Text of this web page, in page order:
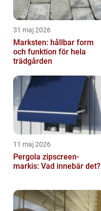
31 maj 2026
Marksten: hållbar form
och funktion för hela
trädgården
11 maj 2026
Pergola zipscreen-
markis: Vad innebär det?